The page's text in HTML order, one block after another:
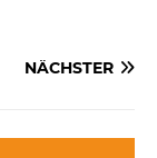
NÄCHSTER